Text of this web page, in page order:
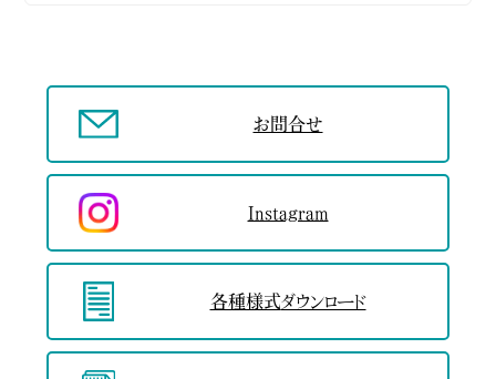
お問合せ
Instagram
各種様式ダウンロード